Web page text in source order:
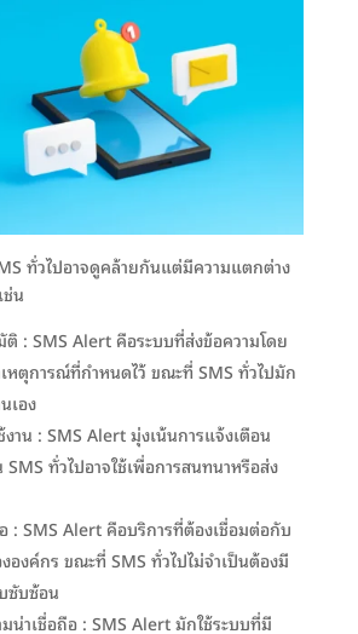
ทั่วไปอาจดูคล้ายกันแต่มีความแตกต่าง
น
ติ : SMS Alert คือระบบที่ส่งข้อความโดย
หตุการณ์ที่กำหนดไว้ ขณะที่ SMS ทั่วไปมัก
เอง
งาน : SMS Alert มุ่งเน้นการแจ้งเตือน
ทั่วไปอาจใช้เพื่อการสนทนาหรือส่ง
: SMS Alert คือบริการที่ต้องเชื่อมต่อกับ
องค์กร ขณะที่ SMS ทั่วไปไม่จำเป็นต้องมี
ซับซ้อน
มน่าเชื่อถือ : SMS Alert มักใช้ระบบที่มี